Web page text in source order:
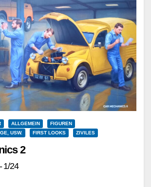
ALLGEMEIN
FIGUREN
USW.
FIRST LOOKS ZIVILES
2
1/24